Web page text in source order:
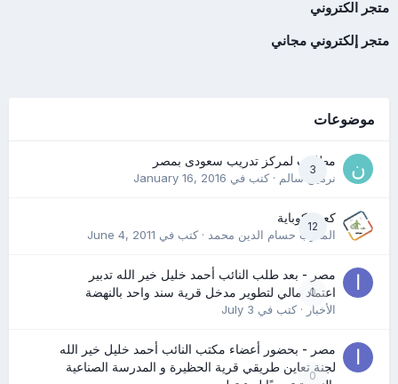
متجر الكتروني
متجر إلكتروني مجاني
موضوعات
3
مطلوب لمركز تدريب سعودى بمصر
نرمين سالم· كتب في January 16, 2016
12
كعب كوباية
المدرب حسام الدين محمد· كتب في June 4, 2011
0
مصر - بعد طلب النائب أحمد خليل خير الله تدبير
اعتماد مالي لتطوير مدخل قرية سند واحد بالنهضة
الأخبار· كتب في July 3
0
مصر - بحضور أعضاء مكتب النائب أحمد خليل خير الله
لجنة تعاين طريقي قرية الحظيرة و المدرسة الصناعية